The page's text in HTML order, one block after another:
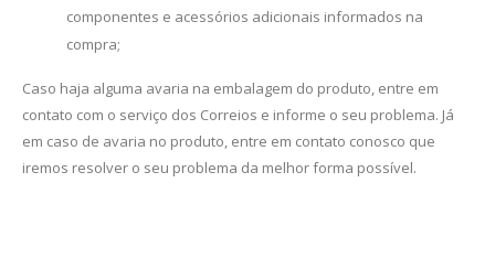
componentes e acessórios adicionais informados na
compra;
Caso haja alguma avaria na embalagem do produto, entre em
contato com o serviço dos Correios e informe o seu problema. Já
em caso de avaria no produto, entre em contato conosco que
iremos resolver o seu problema da melhor forma possível.